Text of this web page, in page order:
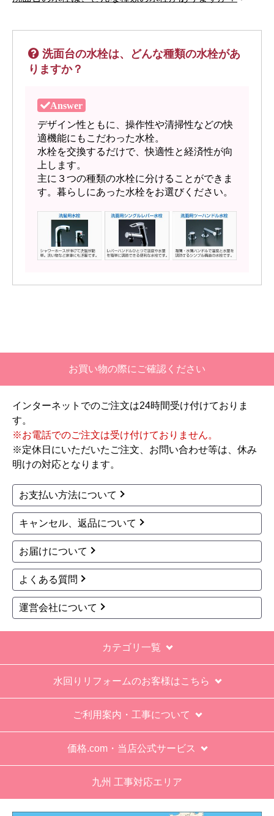
洗面台の水栓は、どんな種類の水栓があ
りますか？
デザイン性ともに、操作性や清掃性などの快
適機能にもこだわった水栓。
水栓を交換するだけで、快適性と経済性が向
上します。
主に３つの種類の水栓に分けることができま
す。暮らしにあった水栓をお選びください。
お買い物の際にご確認ください
インターネットでのご注文は24時間受け付けておりま
す。
※お電話でのご注文は受け付けておりません。
※定休日にいただいたご注文、お問い合わせ等は、休み
明けの対応となります。
お支払い方法について
キャンセル、返品について
お届けについて
よくある質問
運営会社について
カテゴリ一覧
水回りリフォームのお客様はこちら
ご利用案内・工事について
価格.com・当店公式サービス
九州 工事対応エリア